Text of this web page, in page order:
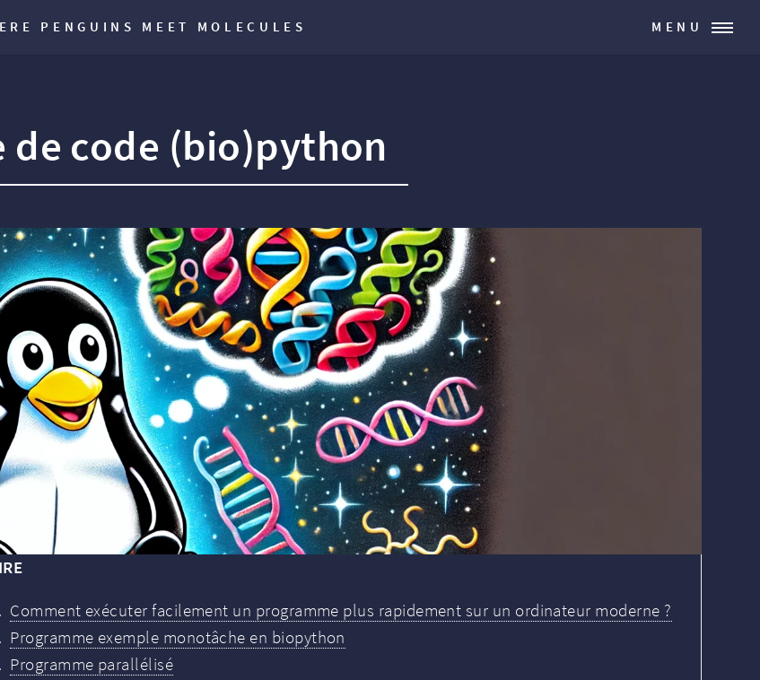
PENGUINS MEET MOLECULES MENU
code (bio)python
Comment exécuter facilement un programme plus rapidement sur un ordinateur moderne ?
Programme exemple monotâche en biopython
Programme parallélisé